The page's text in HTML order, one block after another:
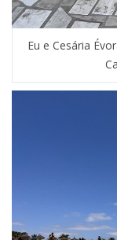
Eu e Cesária